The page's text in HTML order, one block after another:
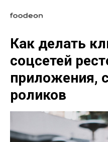
Как делать
соцсетей
приложения,
роликов